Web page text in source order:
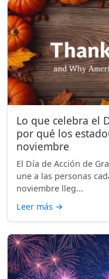
Lo que celebra el
por qué los
noviembre
El Día de Acción de
une a las personas
noviembre lleg...
Leer más →